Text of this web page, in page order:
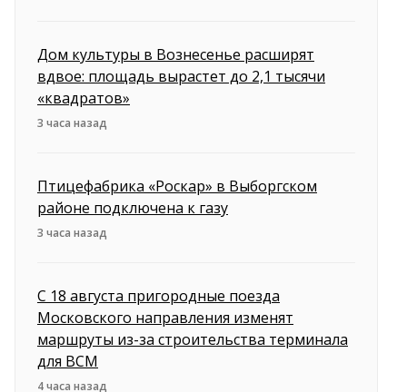
Дом культуры в Вознесенье расширят
вдвое: площадь вырастет до 2,1 тысячи
«квадратов»
3 часа назад
Птицефабрика «Роскар» в Выборгском
районе подключена к газу
3 часа назад
С 18 августа пригородные поезда
Московского направления изменят
маршруты из-за строительства терминала
для ВСМ
4 часа назад